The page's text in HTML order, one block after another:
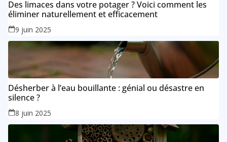
Des limaces dans votre potager ? Voici comment les
éliminer naturellement et efficacement
9 juin 2025
Désherber à l’eau bouillante : génial ou désastre en
silence ?
8 juin 2025